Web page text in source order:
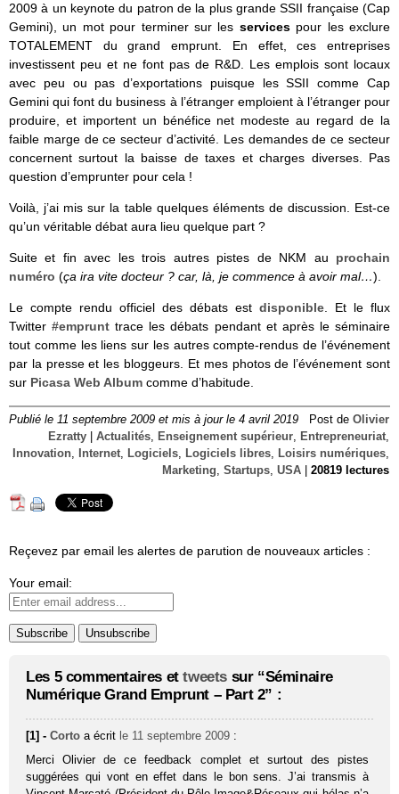
2009 à un keynote du patron de la plus grande SSII française (Cap
Gemini), un mot pour terminer sur les servicespour les exclure
TOTALEMENT du grand emprunt. En effet, ces entreprises
investissent peu et ne font pas de R&D. Les emplois sont locaux
avec peu ou pas d’exportations puisque les SSII comme Cap
Gemini qui font du business à l’étranger emploient à l’étranger pour
produire, et importent un bénéfice net modeste au regard de la
faible marge de ce secteur d’activité. Les demandes de ce secteur
concernent surtout la baisse de taxes et charges diverses. Pas
question d’emprunter pour cela !
Voilà, j’ai mis sur la table quelques éléments de discussion. Est-ce
qu’un véritable débat aura lieu quelque part ?
Suite et fin avec les trois autres pistes de NKM au prochain
numéro (ça ira vite docteur ? car, là, je commence à avoir mal…).
Le compte rendu officiel des débats est disponible. Et le flux
Twitter#emprunt trace les débats pendant et après le séminaire
tout comme les liens sur les autres compte-rendus de l’événement
par la presse et les bloggeurs. Et mes photos de l’événement sont
sur Picasa Web Album comme d’habitude.
Publié le 11 septembre 2009 et mis à jour le 4 avril 2019 Post de Olivier
Ezratty
Actualités, Enseignement supérieur, Entrepreneuriat,
Innovation, Internet, Logiciels, Logiciels libres, Loisirs numériques,
Marketing, Startups, USA 20819 lectures
Reçevez par email les alertes de parution de nouveaux articles :
Your email:
Les 5 commentaires ettweets sur “Séminaire
Numérique Grand Emprunt – Part 2” :
[1] -Corto a écrit le 11 septembre 2009 :
Merci Olivier de ce feedback complet et surtout des pistes
suggérées qui vont en effet dans le bon sens. J’ai transmis à